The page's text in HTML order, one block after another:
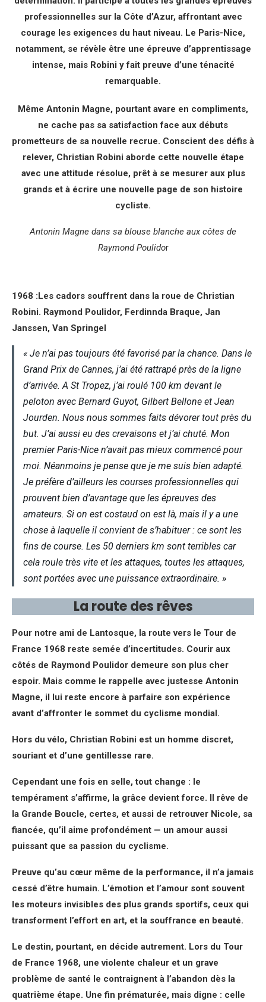
professionnelles sur la Côte d’Azur, affrontant avec
courage les exigences du haut niveau. Le Paris-Nice,
notamment, se révèle être une épreuve d’apprentissage
intense, mais Robini y fait preuve d’une ténacité
remarquable.
Même Antonin Magne, pourtant avare en compliments,
ne cache pas sa satisfaction face aux débuts
prometteurs de sa nouvelle recrue. Conscient des défis à
relever, Christian Robini aborde cette nouvelle étape
avec une attitude résolue, prêt à se mesurer aux plus
grands et à écrire une nouvelle page de son histoire
cycliste.
Antonin Magne dans sa blouse blanche aux côtes de
Raymond Poulidor
1968 :Les cadors souffrent dans la roue de Christian
Robini. Raymond Poulidor, Ferdinnda Braque, Jan
Janssen, Van Springel
« Je n’ai pas toujours été favorisé par la chance. Dans le
Grand Prix de Cannes, j’ai été rattrapé près de la ligne
d’arrivée. A St Tropez, j’ai roulé 100 km devant le
peloton avec Bernard Guyot, Gilbert Bellone et Jean
Jourden. Nous nous sommes faits dévorer tout près du
but. J’ai aussi eu des crevaisons et j’ai chuté. Mon
premier Paris-Nice n’avait pas mieux commencé pour
moi. Néanmoins je pense que je me suis bien adapté.
Je préfère d’ailleurs les courses professionnelles qui
prouvent bien d’avantage que les épreuves des
amateurs. Si on est costaud on est là, mais il y a une
chose à laquelle il convient de s’habituer : ce sont les
fins de course. Les 50 derniers km sont terribles car
cela roule très vite et les attaques, toutes les attaques,
sont portées avec une puissance extraordinaire. »
La route des rêves
Pour notre ami de Lantosque, la route vers le Tour de
France 1968 reste semée d’incertitudes. Courir aux
côtés de Raymond Poulidor demeure son plus cher
espoir. Mais comme le rappelle avec justesse Antonin
Magne, il lui reste encore à parfaire son expérience
avant d’affronter le sommet du cyclisme mondial.
Hors du vélo, Christian Robini est un homme discret,
souriant et d’une gentillesse rare.
Cependant une fois en selle, tout change : le
tempérament s’affirme, la grâce devient force. Il rêve de
la Grande Boucle, certes, et aussi de retrouver Nicole, sa
fiancée, qu’il aime profondément — un amour aussi
puissant que sa passion du cyclisme.
Preuve qu’au cœur même de la performance, il n’a jamais
cessé d’être humain. L’émotion et l’amour sont souvent
les moteurs invisibles des plus grands sportifs, ceux qui
transforment l’effort en art, et la souffrance en beauté.
Le destin, pourtant, en décide autrement. Lors du Tour
de France 1968, une violente chaleur et un grave
problème de santé le contraignent à l’abandon dès la
quatrième étape. Une fin prématurée, mais digne : celle